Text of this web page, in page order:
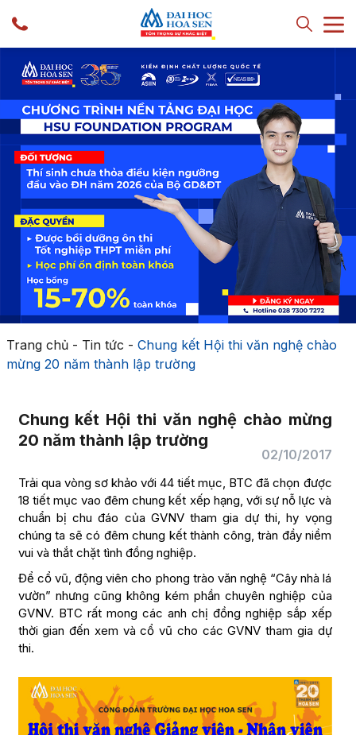
Trang chủ- Tin tức - Chung kết Hội thi văn nghệ chào
mừng 20 năm thành lập trường
Chung kết Hội thi văn nghệ chào mừng
20 năm thành lập trường
02/10/2017
Trải qua vòng sơ khảo với 44 tiết mục, BTC đã chọn được
18 tiết mục vao đêm chung kết xếp hạng, với sự nỗ lực và
chuẩn bị chu đáo của GVNV tham gia dự thi, hy vọng
chúng ta sẽ có đêm chung kết thành công, tràn đầy niềm
vui và thắt chặt tình đồng nghiệp.
Để cổ vũ, động viên cho phong trào văn nghệ “Cây nhà lá
vườn” nhưng cũng không kém phần chuyên nghiệp của
GVNV. BTC rất mong các anh chị đồng nghiệp sắp xếp
thời gian đến xem và cổ vũ cho các GVNV tham gia dự
thi.